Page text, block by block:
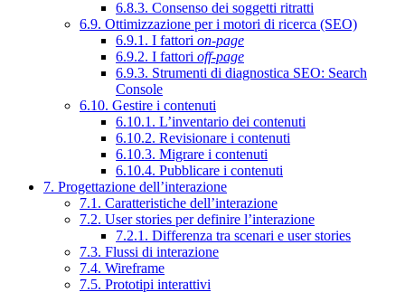
6.8.3. Consenso dei soggetti ritratti
6.9. Ottimizzazione per i motori di ricerca (SEO)
6.9.1. I fattori on-page
6.9.2. I fattori off-page
6.9.3. Strumenti di diagnostica SEO: Search
Console
6.10. Gestire i contenuti
6.10.1. L’inventario dei contenuti
6.10.2. Revisionare i contenuti
6.10.3. Migrare i contenuti
6.10.4. Pubblicare i contenuti
7. Progettazione dell’interazione
7.1. Caratteristiche dell’interazione
7.2. User stories per definire l’interazione
7.2.1. Differenza tra scenari e user stories
7.3. Flussi di interazione
7.4. Wireframe
7.5. Prototipi interattivi